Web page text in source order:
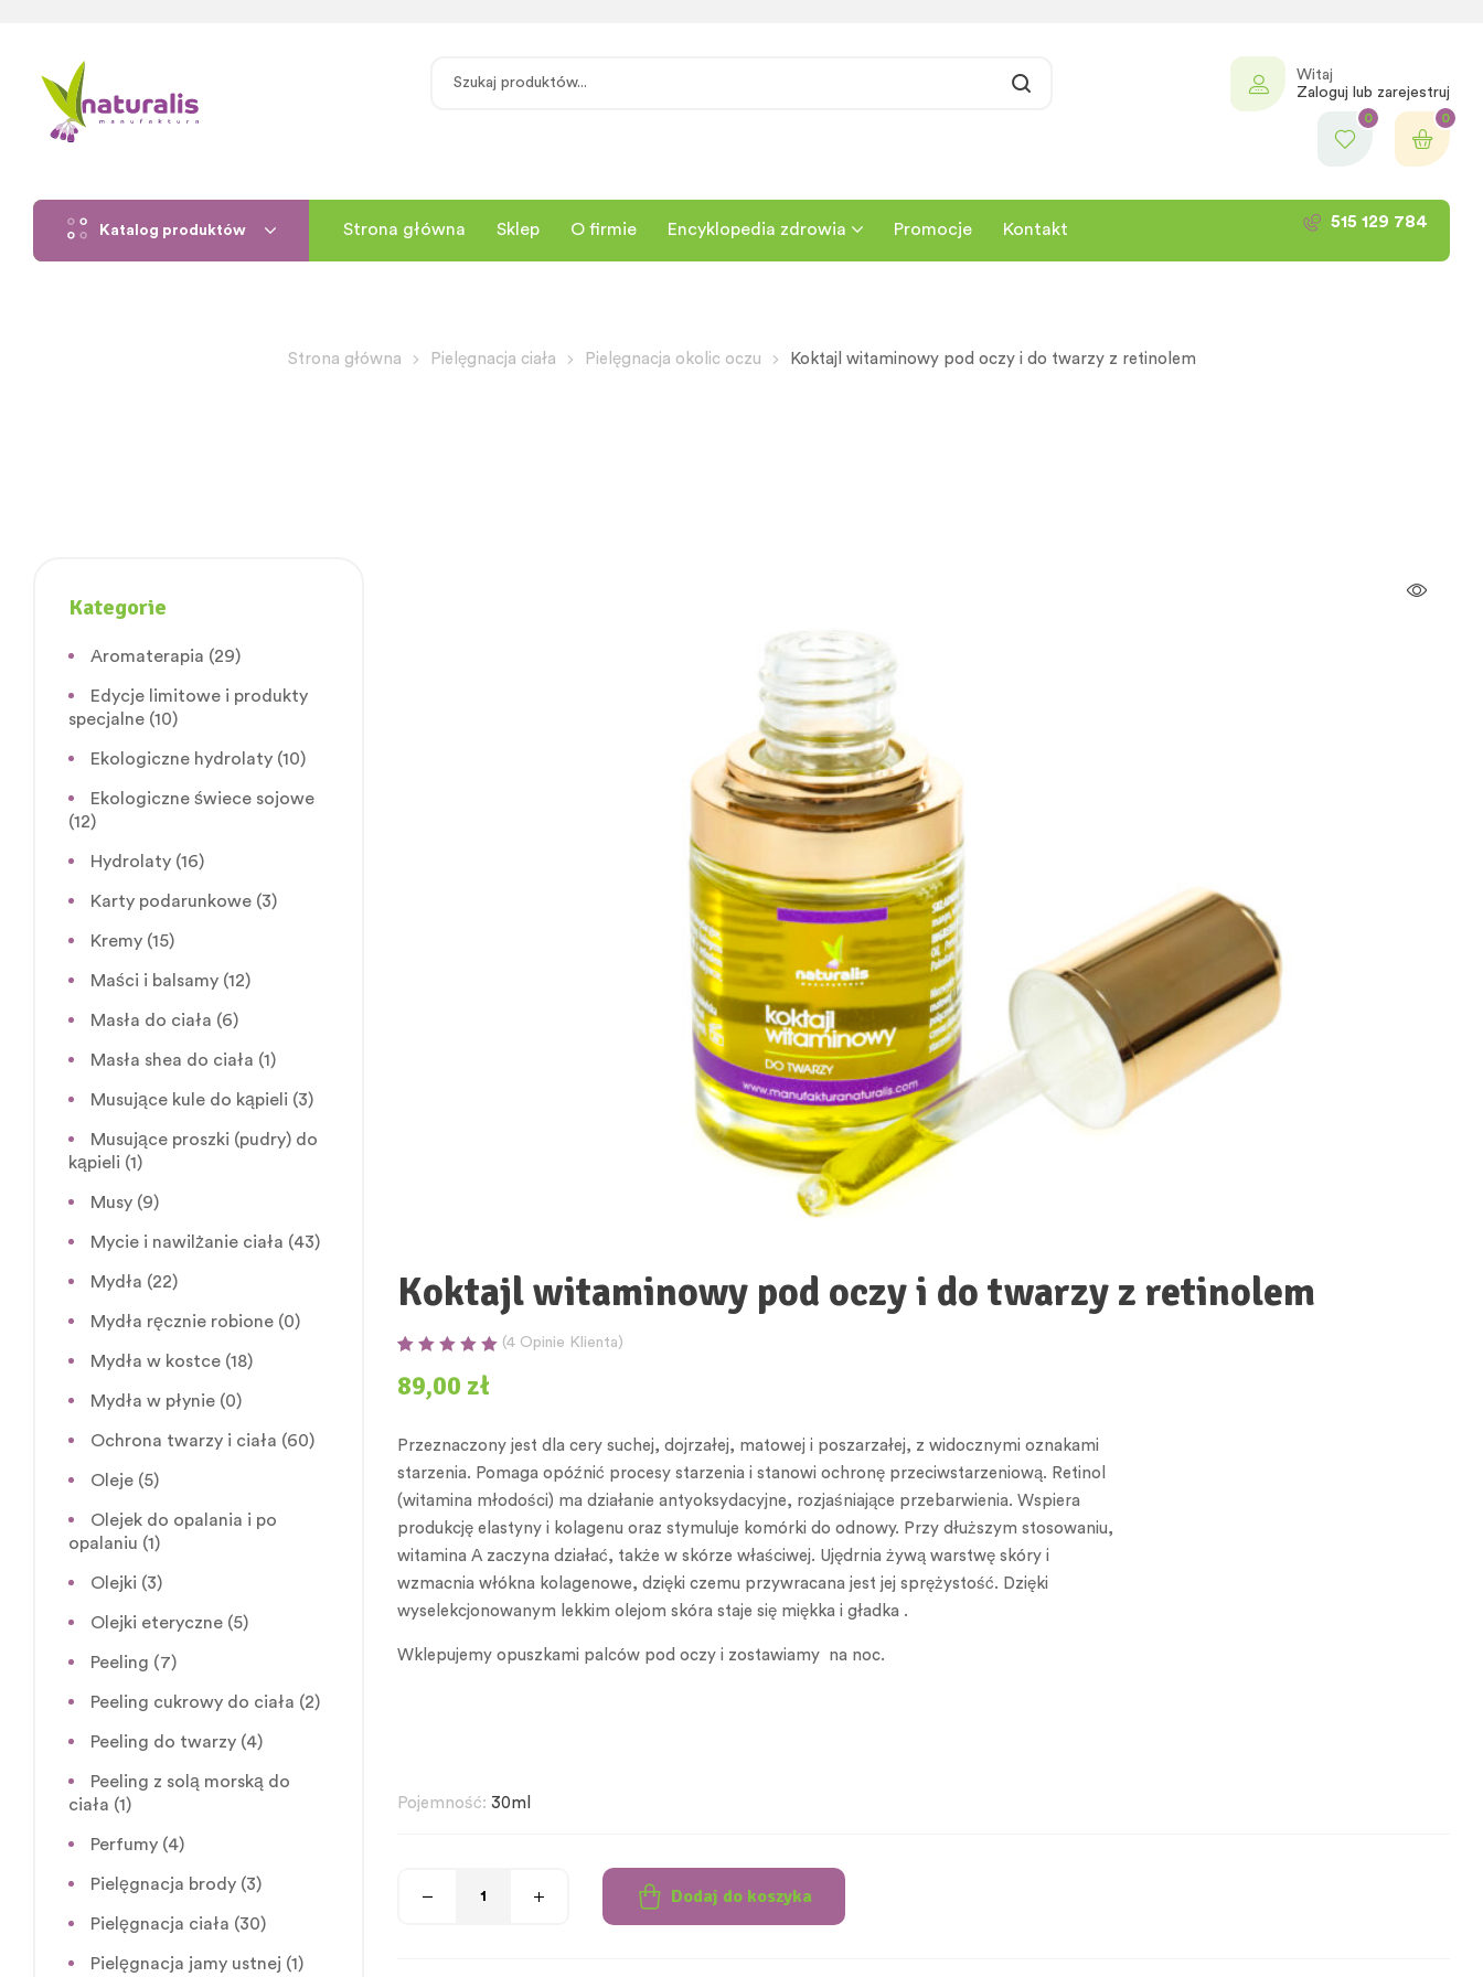
Witaj
Zaloguj lub zarejestruj
0 0
Katalog produktów Strona główna Sklep O firmie Encyklopedia zdrowia Promocje Kontakt 515 129 784
Strona główna Pielęgnacja ciała Pielęgnacja okolic oczu Koktajl witaminowy pod oczy i do twarzy z retinolem
Koktajl witaminowy pod oczy i do twarzy z retinolem
na 5 na
ocen klientów
(4 Opinie Klienta)
89,00 zł
Przeznaczony jest dla cery suchej, dojrzałej, matowej i poszarzałej, z widocznymi oznakami
starzenia. Pomaga opóźnić procesy starzenia i stanowi ochronę przeciwstarzeniową. Retinol
(witamina młodości) ma działanie antyoksydacyjne, rozjaśniające przebarwienia. Wspiera
produkcję elastyny i kolagenu oraz stymuluje komórki do odnowy. Przy dłuższym stosowaniu,
witamina A zaczyna działać, także w skórze właściwej. Ujędrnia żywą warstwę skóry i
wzmacnia włókna kolagenowe, dzięki czemu przywracana jest jej sprężystość. Dzięki
wyselekcjonowanym lekkim olejom skóra staje się miękka i gładka .
Wklepujemy opuszkami palców pod oczy i zostawiamy na noc.
Pojemność: 30ml
Dodaj do koszyka
Kategorie
Aromaterapia (29)
Edycje limitowe i produkty
specjalne (10)
Ekologiczne hydrolaty (10)
Ekologiczne świece sojowe
(12)
Hydrolaty (16)
Karty podarunkowe (3)
Kremy (15)
Maści i balsamy (12)
Masła do ciała (6)
Masła shea do ciała (1)
Musujące kule do kąpieli (3)
Musujące proszki (pudry) do
kąpieli (1)
Musy (9)
Mycie i nawilżanie ciała (43)
Mydła (22)
Mydła ręcznie robione (0)
Mydła w kostce (18)
Mydła w płynie (0)
Ochrona twarzy i ciała (60)
Oleje (5)
Olejek do opalania i po
opalaniu (1)
Olejki (3)
Olejki eteryczne (5)
Peeling (7)
Peeling cukrowy do ciała (2)
Peeling do twarzy (4)
Peeling z solą morską do
ciała (1)
Perfumy (4)
Pielęgnacja brody (3)
Pielęgnacja ciała (30)
Pielęgnacja jamy ustnej (1)